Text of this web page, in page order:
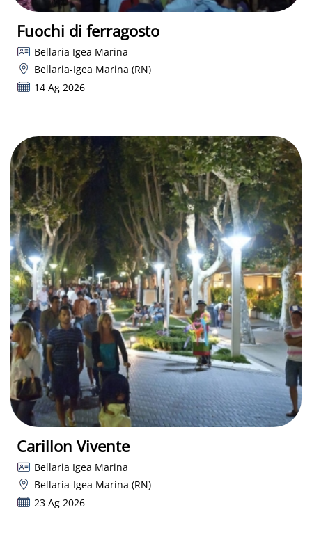
Fuochi di ferragosto
Bellaria Igea Marina
Bellaria-Igea Marina (RN)
14 Ag 2026
Carillon Vivente
Bellaria Igea Marina
Bellaria-Igea Marina (RN)
23 Ag 2026